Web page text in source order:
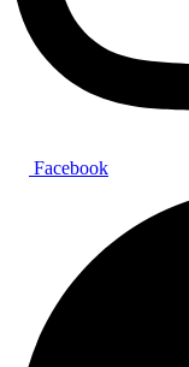
Facebook